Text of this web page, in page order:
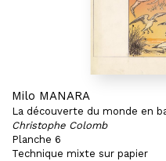
Milo MANARA
La découverte du monde en
Christophe Colomb
Planche 6
Technique mixte sur papier